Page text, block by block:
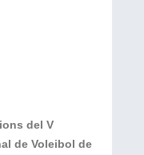
del V
de Voleibol de